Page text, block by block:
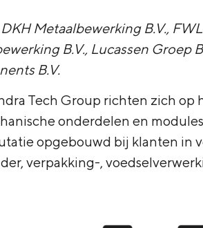
DKH Metaalbewerking B.V.,
B.V., Lucassen Groep
B.V.
Tech Group richten zich op
onderdelen en
opgebouwd bij klanten in
verpakking-,